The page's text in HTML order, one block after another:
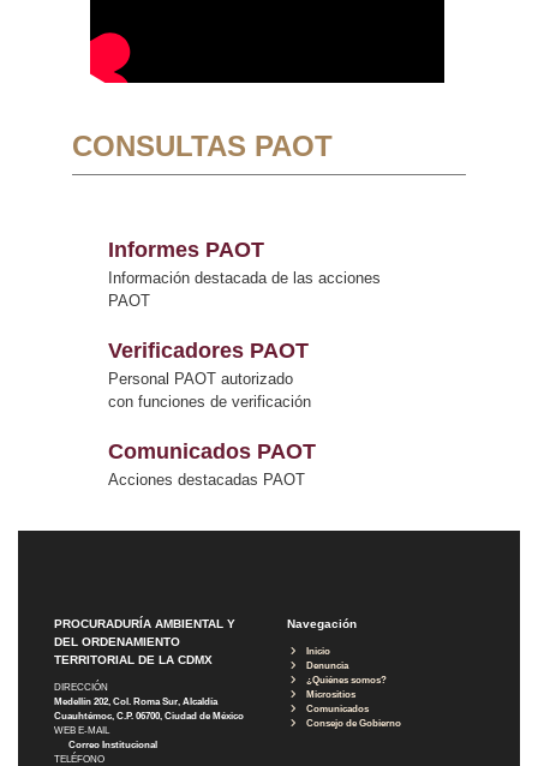
CONSULTAS PAOT
Informes PAOT
Información destacada de las acciones
PAOT
Verificadores PAOT
Personal PAOT autorizado
con funciones de verificación
Comunicados PAOT
Acciones destacadas PAOT
PROCURADURÍA AMBIENTAL Y
DEL ORDENAMIENTO
TERRITORIAL DE LA CDMX
DIRECCIÓN
Medellín 202, Col. Roma Sur, Alcaldía
Cuauhtémoc, C.P. 06700, Ciudad de México
WEB E-MAIL
Correo Institucional
TELÉFONO
Navegación
Inicio
Denuncia
¿Quiénes somos?
Micrositios
Comunicados
Consejo de Gobierno